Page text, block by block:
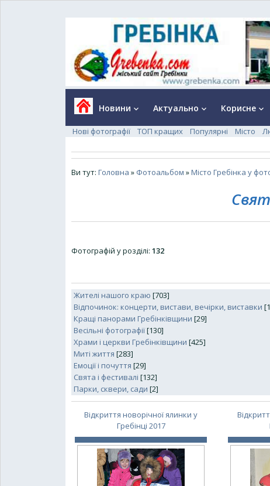
Новини keyboard_arrow_down Актуально keyboard_arrow_down Корисне keyboard_arrow_down
Нові фотографії ТОП кращих Популярні Місто
Ви тут: Головна » Фотоальбом »Місто Гребінка у
Фотографій у розділі: 132
Жителі нашого краю [703]
Відпочинок: концерти, вистави, вечірки, виставки
Кращі панорами Гребінківщини [29]
Весільні фотографії[130]
Храми і церкви Гребінківщини [425]
Миті життя [283]
Емоції і почуття [29]
Свята і фестивалі [132]
Парки, сквери, сади [2]
Відкриття новорічної ялинки у
Гребінці 2017